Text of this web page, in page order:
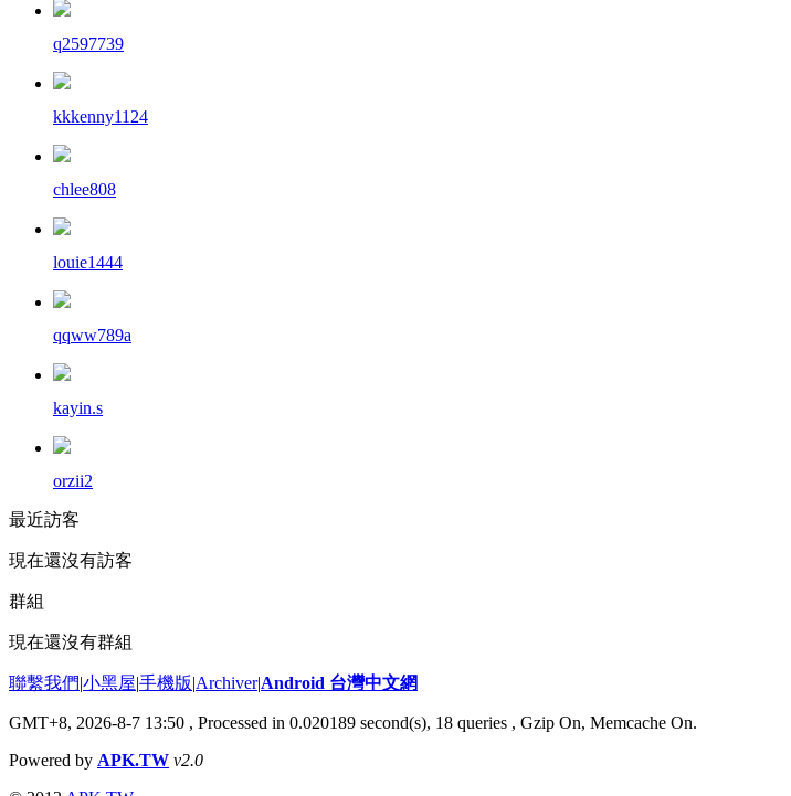
q2597739
kkkenny1124
chlee808
louie1444
qqww789a
kayin.s
orzii2
最近訪客
現在還沒有訪客
群組
現在還沒有群組
聯繫我們|小黑屋|手機版|Archiver|Android 台灣中文網
GMT+8, 2026-8-7 13:50 , Processed in 0.020189 second(s), 18 queries , Gzip On, Memcache On.
Powered by APK.TW v2.0